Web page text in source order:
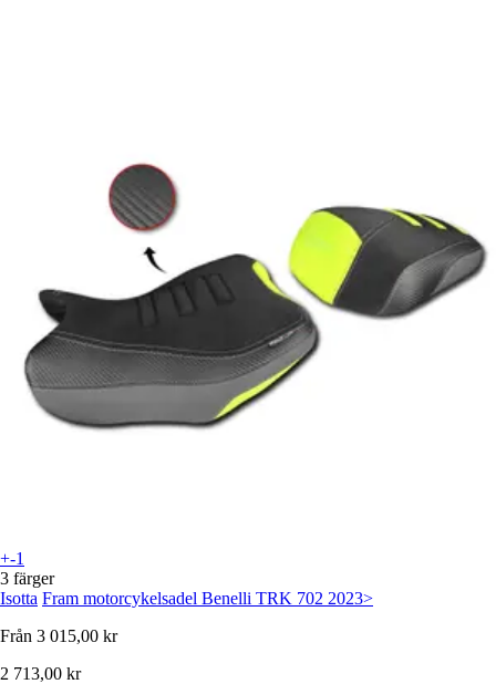
+-1
3 färger
Isotta Fram motorcykelsadel Benelli TRK 702 2023>
Från 3 015,00 kr
2 713,00 kr